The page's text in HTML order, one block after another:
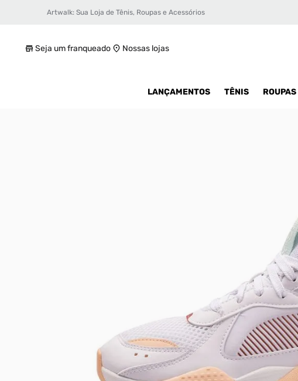
Artwalk: Sua Loja de Tênis, Roupas e Acessórios
Seja um franqueado Nossas lojas
LANÇAMENTOS TÊNIS ROUPAS
Tênis Puma RS-X GL Feminino